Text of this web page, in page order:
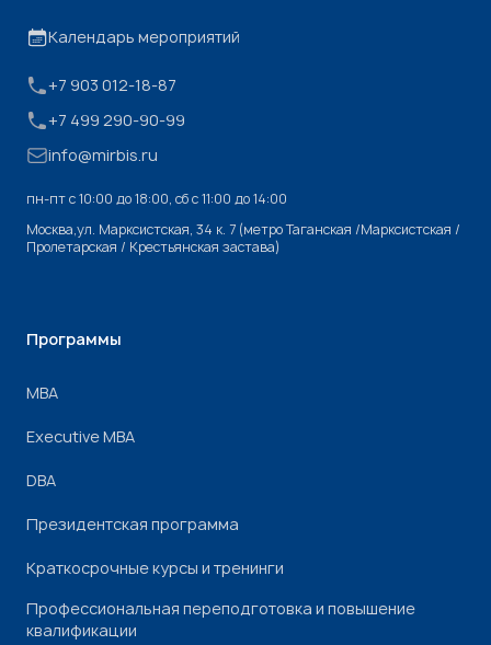
Календарь мероприятий
+7 903 012-18-87
+7 499 290-90-99
info@mirbis.ru
пн-пт с 10:00 до 18:00, cб с 11:00 до 14:00
Москва,ул. Марксистская, 34 к. 7 (метро Таганская /Марксистская /
Пролетарская / Крестьянская застава)
Программы
МВА
Executive MBA
DBA
Президентская программа
Краткосрочные курсы и тренинги
Профессиональная переподготовка и повышение
квалификации